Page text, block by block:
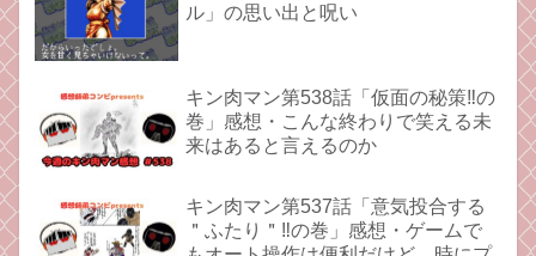
ル」の思い出と呪い
キン肉マン第538話「仮面の秘策‼︎の
巻」感想・こんな終わりで笑える未
来はあると言えるのか
キン肉マン第537話「意気投合する
＂ふたり＂‼︎の巻」感想・ゲームで